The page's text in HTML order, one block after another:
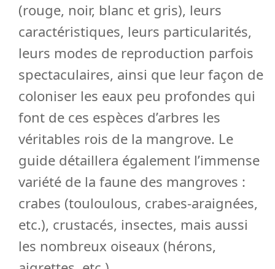
(rouge, noir, blanc et gris), leurs
caractéristiques, leurs particularités,
leurs modes de reproduction parfois
spectaculaires, ainsi que leur façon de
coloniser les eaux peu profondes qui
font de ces espèces d’arbres les
véritables rois de la mangrove. Le
guide détaillera également l’immense
variété de la faune des mangroves :
crabes (touloulous, crabes-araignées,
etc.), crustacés, insectes, mais aussi
les nombreux oiseaux (hérons,